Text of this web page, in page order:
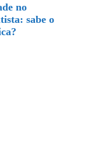
no
sabe o